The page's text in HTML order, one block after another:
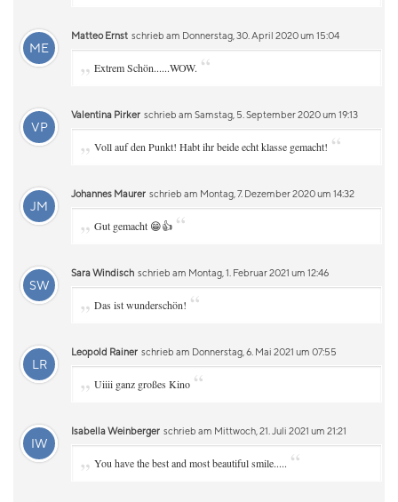
ME
Matteo Ernst schrieb am Donnerstag, 30. April 2020 um 15:04
„ Extrem Schön......WOW. “
VP
Valentina Pirker schrieb am Samstag, 5. September 2020 um 19:13
„ Voll auf den Punkt! Habt ihr beide echt klasse gemacht! “
JM
Johannes Maurer schrieb am Montag, 7. Dezember 2020 um 14:32
„ Gut gemacht 😁👍 “
SW
Sara Windisch schrieb am Montag, 1. Februar 2021 um 12:46
„ Das ist wunderschön! “
LR
Leopold Rainer schrieb am Donnerstag, 6. Mai 2021 um 07:55
„ Uiiii ganz großes Kino “
IW
Isabella Weinberger schrieb am Mittwoch, 21. Juli 2021 um 21:21
„ You have the best and most beautiful smile..... “